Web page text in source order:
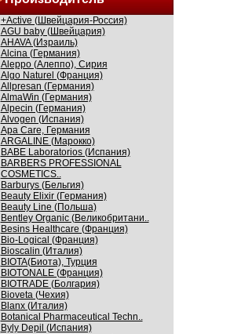
+Active (Швейцария-Россия)
AGU baby (Швейцария)
AHAVA (Израиль)
Alcina (Германия)
Aleppo (Алеппо), Сирия
Algo Naturel (Франция)
Allpresan (Германия)
AlmaWin (Германия)
Alpecin (Германия)
Alvogen (Испания)
Apa Care, Германия
ARGALINE (Марокко)
BABE Laboratorios (Испания)
BARBERS PROFESSIONAL
COSMETICS..
Barburys (Бельгия)
Beauty Elixir (Германия)
Beauty Line (Польша)
Bentley Organic (Великобритани..
Besins Healthcare (Франция)
Bio-Logical (Франция)
Bioscalin (Италия)
BIOTA(Биота), Турция
BIOTONALE (Франция)
BIOTRADE (Болгария)
Bioveta (Чехия)
Blanx (Италия)
Botanical Pharmaceutical Techn..
Byly Depil (Испания)